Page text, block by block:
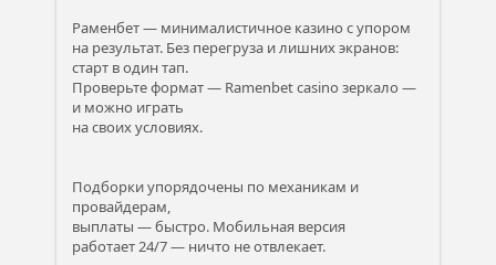
Раменбет — минималистичное казино с упором
на результат. Без перегруза и лишних экранов:
старт в один тап.
Проверьте формат — Ramenbet casino зеркало —
и можно играть
на своих условиях.
Подборки упорядочены по механикам и
провайдерам,
выплаты — быстро. Мобильная версия
работает 24/7 — ничто не отвлекает.